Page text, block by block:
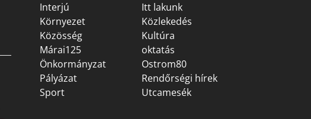
Interjú
Itt lakunk
Környezet
Közlekedés
Közösség
Kultúra
Márai125
oktatás
Önkormányzat
Ostrom80
Pályázat
Rendőrségi hírek
Sport
Utcamesék